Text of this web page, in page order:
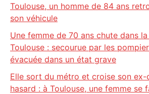
Toulouse, un homme de 84 ans
son véhicule
Une femme de 70 ans chute dans
Toulouse : secourue par les
évacuée dans un état grave
Elle sort du métro et croise son
hasard : à Toulouse, une femme se